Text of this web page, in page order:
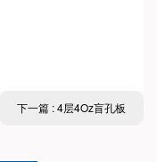
下一篇 : 4层4Oz盲孔板